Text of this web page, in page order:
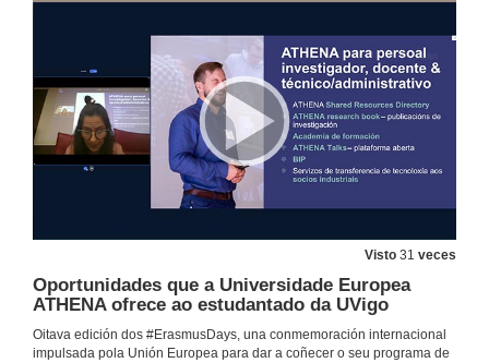
Visto 31 veces
Oportunidades que a Universidade Europea
ATHENA ofrece ao estudantado da UVigo
Oitava edición dos #ErasmusDays, una conmemoración internacional
impulsada pola Unión Europea para dar a coñecer o seu programa de
Convocatorias de mobilidade 2025-26
Conferencia
13 de out. de 2025
Conferencia
Conferencia